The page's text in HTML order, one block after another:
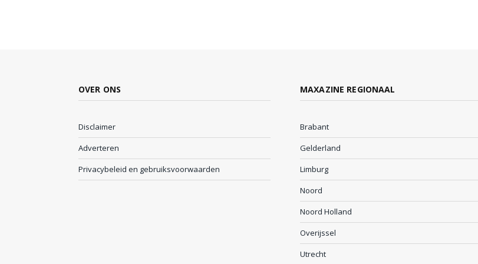
OVER ONS
Disclaimer
Adverteren
Privacybeleid en gebruiksvoorwaarden
MAXAZINE REGIONAAL
Brabant
Gelderland
Limburg
Noord
Noord Holland
Overijssel
Utrecht